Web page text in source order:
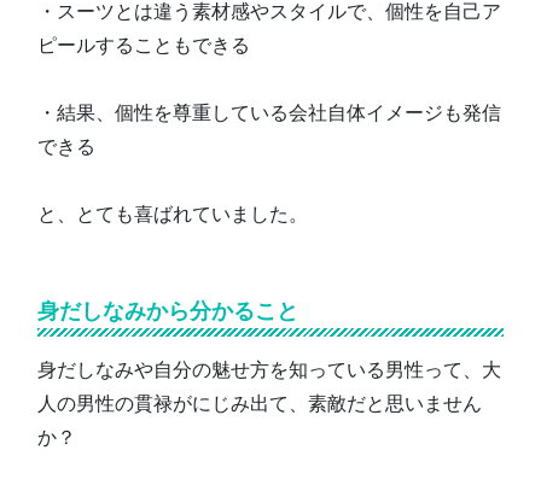
・スーツとは違う素材感やスタイルで、個性を自己ア
ピールすることもできる
・結果、個性を尊重している会社自体イメージも発信
できる
と、とても喜ばれていました。
身だしなみから分かること
身だしなみや自分の魅せ方を知っている男性って、大
人の男性の貫禄がにじみ出て、素敵だと思いません
か？